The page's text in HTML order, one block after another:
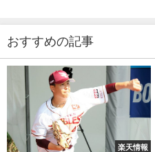
おすすめの記事
楽天情報